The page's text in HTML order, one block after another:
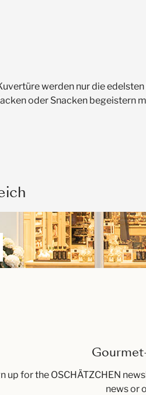
werden nur die
oder Snacken begeistern
up for the OSCHÄTZCHEN
news or